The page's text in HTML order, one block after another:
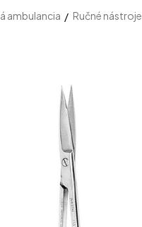
ambulancia Ručné nástroje